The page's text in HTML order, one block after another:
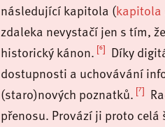
následující kapitola (kapitola
zdaleka nevystačí jen s tím,
historický kánon. [6] Díky
dostupnosti a uchovávání
(staro)nových poznatků. [7]
přenosu. Provází ji proto